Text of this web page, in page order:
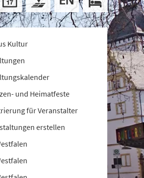
Kultur
und Heimatfeste
für Veranstalter
erstellen